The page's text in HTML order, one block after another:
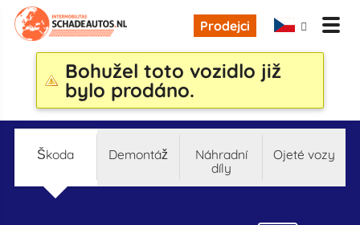
Prodejci
Bohužel toto vozidlo již
bylo prodáno.
škoda demontáž
náhradní
díly
ojeté vozy